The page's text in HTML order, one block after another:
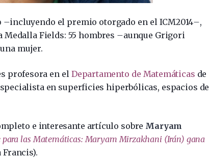
–incluyendo el premio otorgado en el ICM2014–,
Fields: 55 hombres –aunque Grigori
mujer.
profesora en el Departamento de Matemáticas de
especialista en superficies hiperbólicas, espacios de
e interesante artículo sobre Maryam
las Matemáticas: Maryam Mirzakhani (Irán) gana
Francis).